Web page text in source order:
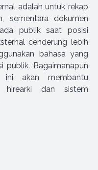
adalah untuk rekap
sementara dokumen
publik saat posisi
cenderung lebih
bahasa yang
publik. Bagaimanapun
ini akan membantu
hirearki dan sistem